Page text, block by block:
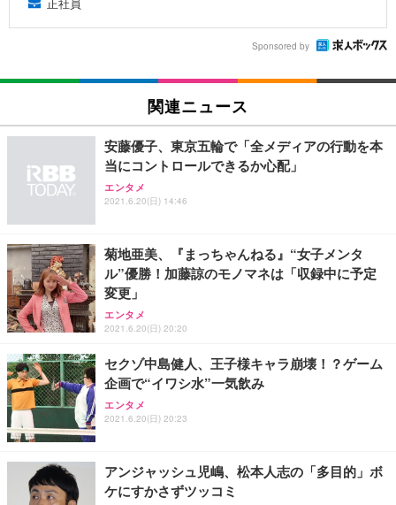
正社員
Sponsored by
関連ニュース
安藤優子、東京五輪で「全メディアの行動を本
当にコントロールできるか心配」
エンタメ
2021.6.20(日) 14:46
菊地亜美、『まっちゃんねる』“女子メンタ
ル”優勝！加藤諒のモノマネは「収録中に予定
変更」
エンタメ
2021.6.20(日) 20:20
セクゾ中島健人、王子様キャラ崩壊！？ゲーム
企画で“イワシ水”一気飲み
エンタメ
2021.6.20(日) 20:23
アンジャッシュ児嶋、松本人志の「多目的」ボ
ケにすかさずツッコミ